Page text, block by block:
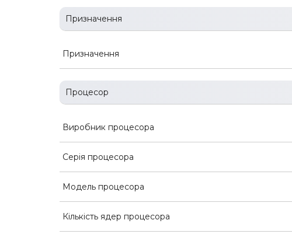
Призначення
Призначення
Процесор
Виробник процесора
Серія процесора
Модель процесора
Кількість ядер процесора